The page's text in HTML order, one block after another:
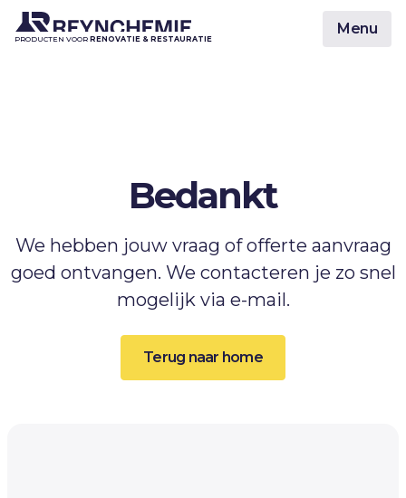
PRODUCTEN VOOR RENOVATIE & RESTAURATIE
Menu
Bedankt
We hebben jouw vraag of offerte aanvraag
goed ontvangen. We contacteren je zo snel
mogelijk via e-mail.
Terug naar home